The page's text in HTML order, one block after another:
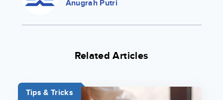
Anugrah Putri
Related Articles
Tips & Tricks